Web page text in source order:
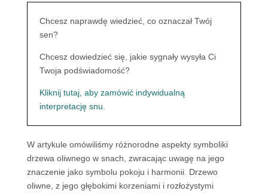
Chcesz naprawdę wiedzieć, co oznaczał Twój
sen?
Chcesz dowiedzieć się, jakie sygnały wysyła Ci
Twoja podświadomość?
Kliknij tutaj, aby zamówić indywidualną
interpretację snu.
W artykule omówiliśmy różnorodne aspekty symboliki
drzewa oliwnego w snach, zwracając uwagę na jego
znaczenie jako symbolu pokoju i harmonii. Drzewo
oliwne, z jego głębokimi korzeniami i rozłożystymi